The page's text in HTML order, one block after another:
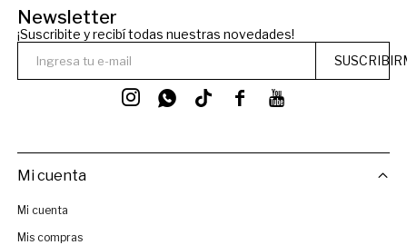
Newsletter
¡Suscribite y recibí todas nuestras novedades!
 
 
Mi cuenta
Mi cuenta
Mis compras